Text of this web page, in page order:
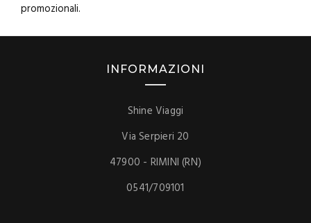
promozionali.
INFORMAZIONI
Shine Viaggi
Via Serpieri 20
47900 - RIMINI (RN)
0541/709101